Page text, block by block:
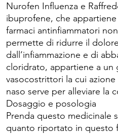
Nurofen Influenza e
ibuprofene, che
farmaci antinfiammatori
permette di ridurre il
dall’infiammazione e di
cloridrato, appartiene a
vasocostrittori la cui
naso serve per alleviare la
Dosaggio e posologia
Prenda questo medicinale
quanto riportato in questo